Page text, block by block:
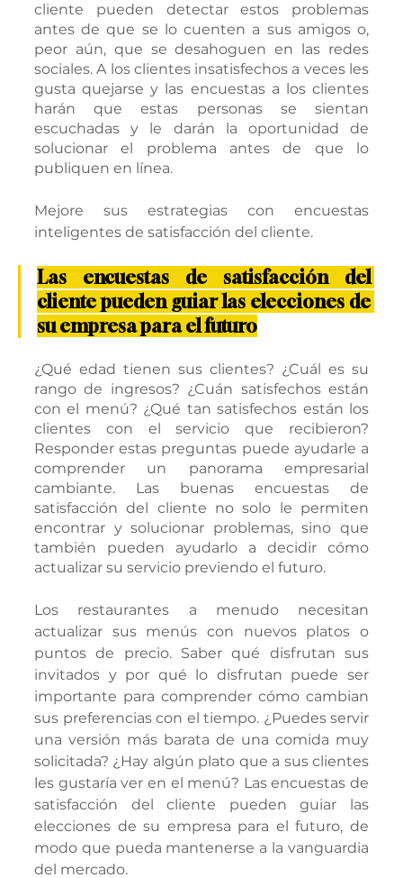
cliente pueden detectar estos problemas
antes de que se lo cuenten a sus amigos o,
peor aún, que se desahoguen en las redes
sociales. A los clientes insatisfechos a veces les
gusta quejarse y las encuestas a los clientes
harán que estas personas se sientan
escuchadas y le darán la oportunidad de
solucionar el problema antes de que lo
publiquen en línea.
Mejore sus estrategias con encuestas
inteligentes de satisfacción del cliente.
Las encuestas de satisfacción del
cliente pueden guiar las elecciones de
su empresa para el futuro
¿Qué edad tienen sus clientes? ¿Cuál es su
rango de ingresos? ¿Cuán satisfechos están
con el menú? ¿Qué tan satisfechos están los
clientes con el servicio que recibieron?
Responder estas preguntas puede ayudarle a
comprender un panorama empresarial
cambiante. Las buenas encuestas de
satisfacción del cliente no solo le permiten
encontrar y solucionar problemas, sino que
también pueden ayudarlo a decidir cómo
actualizar su servicio previendo el futuro.
Los restaurantes a menudo necesitan
actualizar sus menús con nuevos platos o
puntos de precio. Saber qué disfrutan sus
invitados y por qué lo disfrutan puede ser
importante para comprender cómo cambian
sus preferencias con el tiempo. ¿Puedes servir
una versión más barata de una comida muy
solicitada? ¿Hay algún plato que a sus clientes
les gustaría ver en el menú? Las encuestas de
satisfacción del cliente pueden guiar las
elecciones de su empresa para el futuro, de
modo que pueda mantenerse a la vanguardia
del mercado.